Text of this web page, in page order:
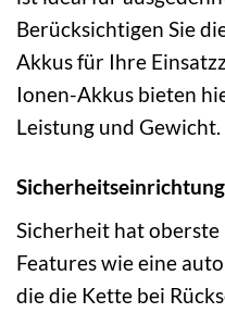
Berücksichtigen Sie
Akkus für Ihre
Ionen-Akkus bieten
Leistung und Gewicht.
Sicherheit hat
Features wie eine
die die Kette bei